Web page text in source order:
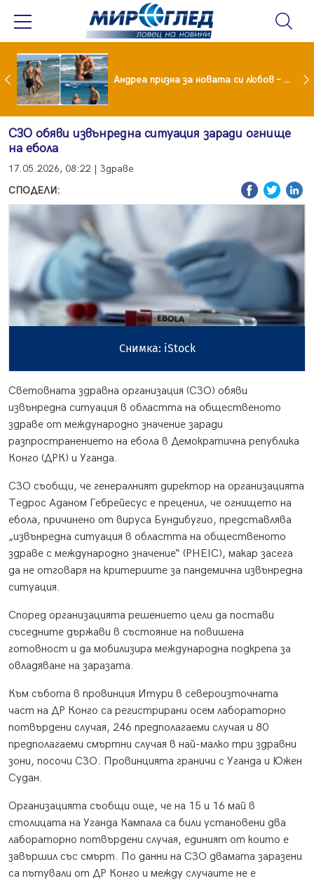
Драма вместо щастие: Звезда от "Татковци" е в болница с високорискова бременност Андреа призна за новата си любов – руснакът Игор
СЗО обяви извънредна ситуация заради огнище
на ебола
17.05.2026, 08:22 | Здраве
СПОДЕЛИ:
Снимка: iStock
Световната здравна организация (СЗО) обяви
извънредна ситуация в областта на общественото
здраве от международно значение заради
разпространението на ебола в Демократична република
Конго (ДРК) и Уганда.
СЗО съобщи, че генералният директор на организацията
Тедрос Аданом Гебрейесус е преценил, че огнището на
ебола, причинено от вируса Бундибугио, представлява
„извънредна ситуация в областта на общественото
здраве с международно значение“ (PHEIC), макар засега
да не отговаря на критериите за пандемична извънредна
ситуация.
Според организацията решението цели да постави
съседните държави в състояние на повишена
готовност и да мобилизира международна подкрепа за
овладяване на заразата.
Към събота в провинция Итури в североизточната
част на ДР Конго са регистрирани осем лабораторно
потвърдени случая, 246 предполагаеми случая и 80
предполагаеми смъртни случая в най-малко три здравни
зони, посочи СЗО. Провинцията граничи с Уганда и Южен
Судан.
Организацията съобщи още, че на 15 и 16 май в
столицата на Уганда Кампала са били установени два
лабораторно потвърдени случая, единият от които е
завършил със смърт. По данни на СЗО двамата заразени
са пътували от ДР Конго и между случаите не е